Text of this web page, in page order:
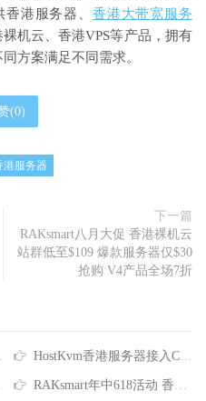
港服务器、 香港大带宽服务
机云、香港VPS等产品，拥有
方案满足不同需求。
(0)
港服务器
下一篇
RAKsmart八月大促 香港裸机云
站群低至$109 爆款服务器仅$30
抢购 V4产品全场7折
HostKvm香港服务器接入CNIX网络 八折优惠每月$156起
RAKsmart年中618活动 香港服务器/站群服务器/大带宽服务器/高防服务器全场6.1折